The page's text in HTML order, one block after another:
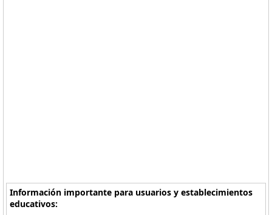
Información importante para usuarios y establecimientos
educativos: